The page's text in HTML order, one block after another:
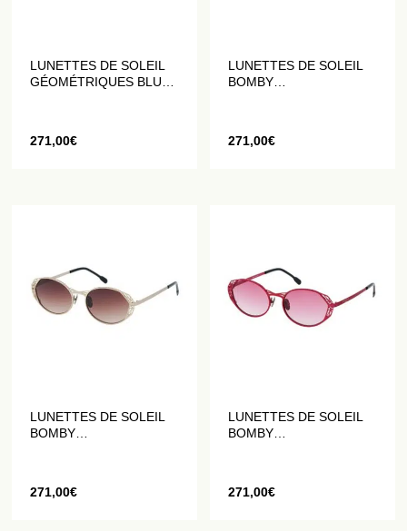
LUNETTES DE SOLEIL
GÉOMÉTRIQUES BLUSH
271,00€
LUNETTES DE SOLEIL
BOMBY
271,00€
LUNETTES DE SOLEIL
BOMBY
271,00€
LUNETTES DE SOLEIL
BOMBY
271,00€